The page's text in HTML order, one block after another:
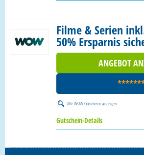
Filme & Serien
50% Ersparnis
ANGEBOT
AlleWOW Gutscheineanzeigen
Gutschein-Details